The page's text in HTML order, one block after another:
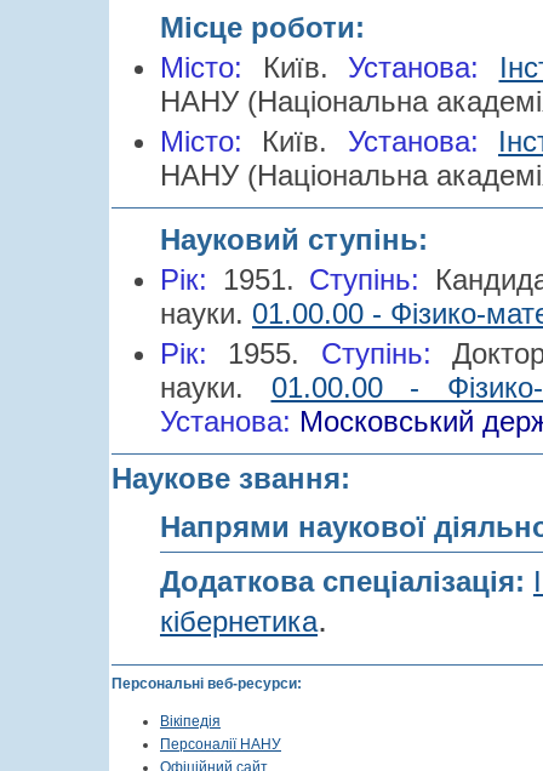
Місце роботи:
Місто: Київ. Установа:
НАНУ (Національна
Місто: Київ. Установа:
НАНУ (Національна
Науковий ступінь:
Рік: 1951. Cтупінь:
науки. 01.00.00 - Фізико-
Рік: 1955. Cтупінь:
науки. 01.00.00 - Фізико-
Установа: Московський
Наукове звання:
Напрями наукової
Додаткова спеціалізація:
кібернетика.
Персональні веб-ресурси:
Вікіпедія
Персоналії НАНУ
Офіційний сайт